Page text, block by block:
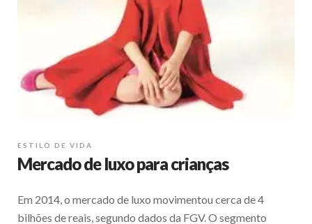
ESTILO DE VIDA
Mercado de luxo para crianças
Em 2014, o mercado de luxo movimentou cerca de 4
bilhões de reais, segundo dados da FGV. O segmento